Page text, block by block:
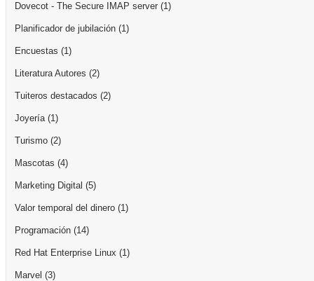
Dovecot - The Secure IMAP server (1)
Planificador de jubilación (1)
Encuestas (1)
Literatura Autores (2)
Tuiteros destacados (2)
Joyería(1)
Turismo (2)
Mascotas (4)
Marketing Digital (5)
Valor temporal del dinero (1)
Programación (14)
Red Hat Enterprise Linux (1)
Marvel (3)